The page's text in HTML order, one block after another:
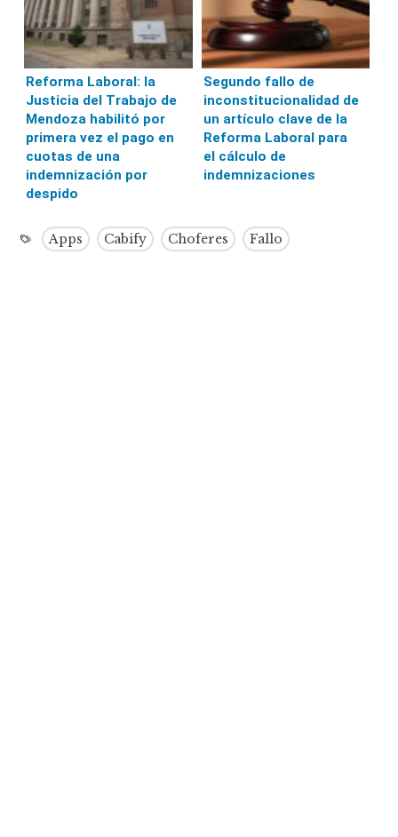
Reforma Laboral: la
Justicia del Trabajo de
Mendoza habilitó por
primera vez el pago en
cuotas de una
indemnización por
despido
Segundo fallo de
inconstitucionalidad de
un artículo clave de la
Reforma Laboral para
el cálculo de
indemnizaciones
Apps Cabify Choferes Fallo